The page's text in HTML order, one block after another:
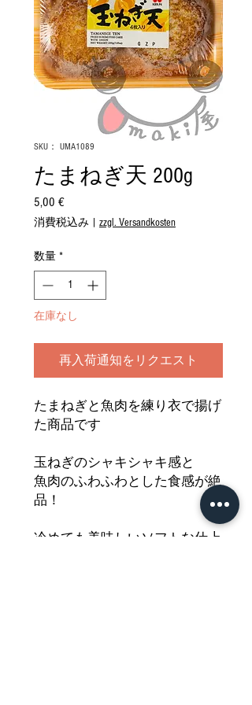
SKU： UMA1089
たまねぎ天 200g
5,00 €価
格
消費税込み zzgl. Versandkosten
数量 *
在庫なし
再入荷通知をリクエスト
たまねぎと魚肉を練り衣で揚げ
た商品です
玉ねぎのシャキシャキ感と
魚肉のふわふわとした食感が絶
品！
冷めても美味しいソフトな仕上